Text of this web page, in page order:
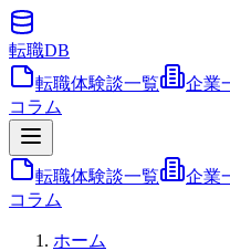
転職DB
転職体験談一覧
企業
コラム
転職体験談一覧 企業
コラム
ホーム